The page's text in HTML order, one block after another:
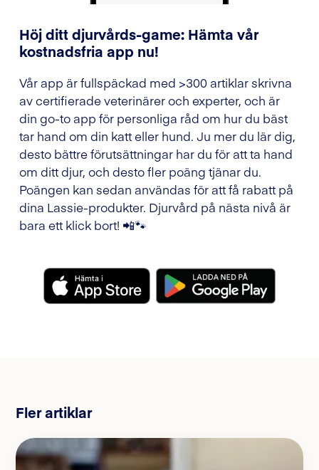
Höj ditt djurvårds-game: Hämta vår
kostnadsfria app nu!
Vår app är fullspäckad med >300 artiklar skrivna
av certifierade veterinärer och experter, och är
din go-to app för personliga råd om hur du bäst
tar hand om din katt eller hund. Ju mer du lär dig,
desto bättre förutsättningar har du för att ta hand
om ditt djur, och desto fler poäng tjänar du.
Poängen kan sedan användas för att få rabatt på
dina Lassie-produkter. Djurvård på nästa nivå är
bara ett klick bort! 📲🐾
Fler artiklar